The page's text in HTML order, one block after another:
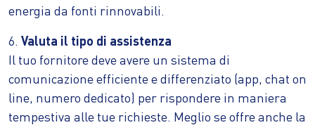
energia da fonti rinnovabili.
6. Valuta il tipo di assistenza
Il tuo fornitore deve avere un sistema di
comunicazione efficiente e differenziato (app, chat on
line, numero dedicato) per rispondere in maniera
tempestiva alle tue richieste. Meglio se offre anche la